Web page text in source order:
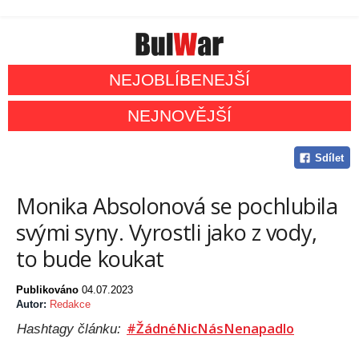
NEJOBLÍBENEJŠÍ
NEJNOVĚJŠÍ
Sdílet
Monika Absolonová se pochlubila
svými syny. Vyrostli jako z vody,
to bude koukat
Publikováno 04.07.2023
Autor: Redakce
Hashtagy článku: #ŽádnéNicNásNenapadlo